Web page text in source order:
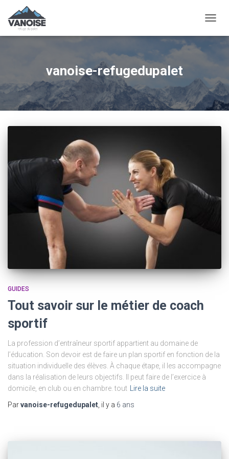
LA
vanoise-refugedupalet
GUIDES
Tout savoir sur le métier de coach
sportif
La profession d’entraîneur sportif appartient au domaine de
l’éducation. Son devoir est de faire un plan sportif en fonction de la
situation individuelle des élèves. À chaque étape, il les accompagne
dans la réalisation de leurs objectifs. Il peut faire de l’exercice à
domicile, en club ou en chambre. tout
Lire la suite
Parvanoise-refugedupalet , il y a 6 ans